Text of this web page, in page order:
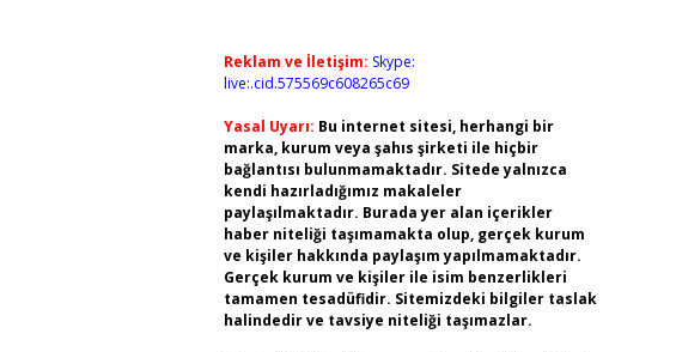
Reklam ve İletişim: Skype:
live:.cid.575569c608265c69
Yasal Uyarı: Bu internet sitesi, herhangi bir
marka, kurum veya şahıs şirketi ile hiçbir
bağlantısı bulunmamaktadır. Sitede yalnızca
kendi hazırladığımız makaleler
paylaşılmaktadır. Burada yer alan içerikler
haber niteliği taşımamakta olup, gerçek kurum
ve kişiler hakkında paylaşım yapılmamaktadır.
Gerçek kurum ve kişiler ile isim benzerlikleri
tamamen tesadüfidir. Sitemizdeki bilgiler taslak
halindedir ve tavsiye niteliği taşımazlar.